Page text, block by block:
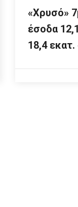
«Χρυσό»
έσοδα
18,4 εκατ.